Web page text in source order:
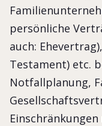
persönliche
auch:
Testament) etc.
Notfallplanung,